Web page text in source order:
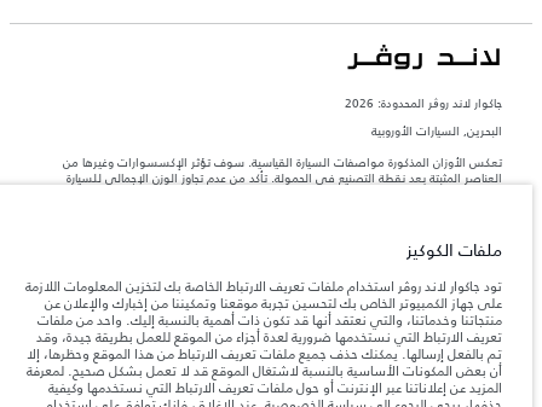
جاكوار لاند روڨر المحدودة: 2026
البحرين, السيارات الأوروبية
تعكس الأوزان المذكورة مواصفات السيارة القياسية. سوف تؤثر الإكسسوارات وغيرها من
العناصر المثبتة بعد نقطة التصنيع في الحمولة. تأكد من عدم تجاوز الوزن الإجمالي للسيارة
المعلومات والمواصفات والأسعار والألوان المذكورة على هذا الموقع قد تختلف من بلد إلى
آخر، كما أنّها قد تتغير بدون إشعار مسبق. الرجاء التواصل مع وكيلنا المحلي للتأكد من توفّرها
والتحقق من الأسعار.
ملاحظة مهمة حول الصور والمواصفات.إن النقص العالمي في أشباه الموصلات يؤثر حاليًا
في مواصفات تصميم السيارات وتوفر الخيارات وتوقيتات التصاميم. هذا ظرف ديناميكي
للغاية، ونتيجة لذلك، قد لا تمثّل الصور المستخدَمة ضمن موقع الويب حاليًا المواصفات الحالية
بالكامل بالنسبة إلى الميزات والخيارات والحلية ومجموعات الألوان. يرجى استشارة وكيلك الذي
سيتمكّن من تأكيد أي تقييدات حالية معك للسماح لك باتخاذ قرار مدروس
ملفات الكوكيز
تود جاكوار لاند روڤر استخدام ملفات تعريف الارتباط الخاصة بك لتخزين المعلومات اللازمة
على جهاز الكمبيوتر الخاص بك لتحسين تجربة موقعنا وتمكيننا من إخبارك والإعلان عن
منتجاتنا وخدماتنا، والتي نعتقد أنها قد تكون ذات أهمية بالنسبة إليك. واحد من ملفات
تعريف الارتباط التي نستخدمها ضرورية لعدة أجزاء من الموقع للعمل بطريقة جيدة، وقد
تم بالفعل إرسالها. يمكنك حذف جميع ملفات تعريف الارتباط من هذا الموقع وحظرها، إلا
أن بعض المكونات الأساسية بالنسبة لاشتغال الموقع قد لا تعمل بشكل صحيح. لمعرفة
المزيد عن إعلاناتنا عبر الإنترنت أو حول ملفات تعريف الارتباط التي نستخدمها وكيفية